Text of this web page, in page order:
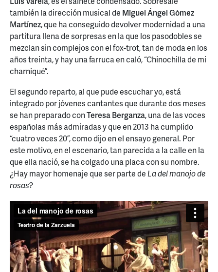
también la dirección musical de Miguel Ángel Gómez
Martínez, que ha conseguido devolver modernidad a una
partitura llena de sorpresas en la que los pasodobles se
mezclan sin complejos con el fox-trot, tan de moda en los
años treinta, y hay una farruca en caló, “Chinochilla de mi
charniqué”.
El segundo reparto, al que pude escuchar yo, está
integrado por jóvenes cantantes que durante dos meses
se han preparado conTeresa Berganza, una de las voces
españolas más admiradas y que en 2013 ha cumplido
“cuatro veces 20”, como dijo en el ensayo general. Por
este motivo, en el escenario, tan parecida a la calle en la
que ella nació, se ha colgado una placa con su nombre.
¿Hay mayor homenaje que ser parte deLa del manojo de
rosas?